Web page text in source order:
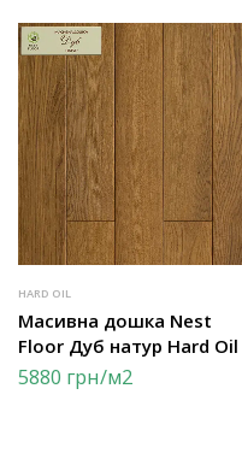
HARD OIL
Масивна дошка Nest
Floor Дуб натур Hard Oil
5880 грн/м2